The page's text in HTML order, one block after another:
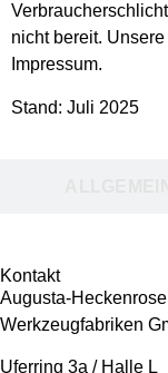
nicht bereit.
Impressum.
Stand: Juli 2025
Kontakt
Augusta-Heckenrose
Werkzeugfabriken
Uferring 3a / Halle L